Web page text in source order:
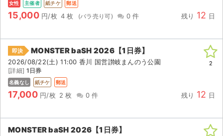
女性 主催者 紙チケ 郵送
15,000 円/枚 4 枚 0 件 残り 12 日
即決 MONSTER baSH 2026【1日券】
2026/08/22(土) 11:00 香川 国営讃岐まんのう公園
[詳細] 1日券
名義なし 紙チケ 郵送
17,000 円/枚 2 枚 0 件 残り 12 日
2
MONSTER baSH 2026【1日券】